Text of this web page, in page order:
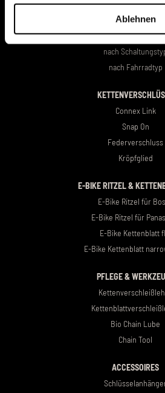
Ablehnen
FAHRRADKETTEN
nach
nach Fahrradtyp
Connex Link
Snap On
Federverschluss
Kröpfglied
E-BIKE RITZEL &
E-Bike Ritzel für
E-Bike Ritzel für
E-Bike Kettenblatt
E-Bike Kettenblatt
PFLEGE &
Bio Chain Lube
Chain Tool
ACCESSOIRES